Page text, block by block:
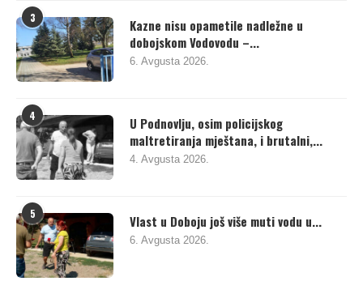
3
Kazne nisu opametile nadležne u
dobojskom Vodovodu –...
6. Avgusta 2026.
4
U Podnovlju, osim policijskog
maltretiranja mještana, i brutalni,...
4. Avgusta 2026.
5 Vlast u Doboju još više muti vodu u...
6. Avgusta 2026.